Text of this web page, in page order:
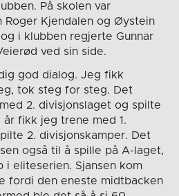
På skolen var
Roger Kjendalen og Øystein
i klubben regjerte Gunnar
ved sin side.
god dialog. Jeg fikk
tok steg for steg. Det
2. divisjonslaget og spilte
år fikk jeg trene med 1.
2. divisjonskamper. Det
også til å spille på A-laget,
i eliteserien. Sjansen kom
fordi den eneste midtbacken